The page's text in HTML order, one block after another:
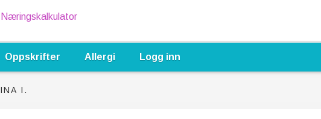
Næringskalkulator
Oppskrifter Allergi Logg inn
I.